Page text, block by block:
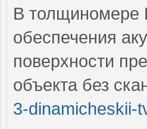
В толщиномере
обеспечения
поверхности
объекта без
3-dinamicheskii-